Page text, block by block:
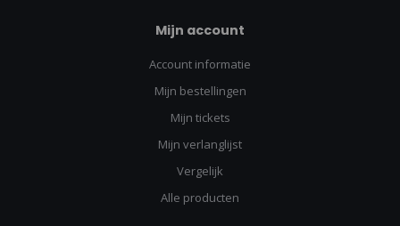
Mijn account
Account informatie
Mijn bestellingen
Mijn tickets
Mijn verlanglijst
Vergelijk
Alle producten